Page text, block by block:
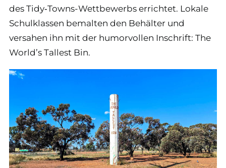
des Tidy‑Towns-Wettbewerbs errichtet. Lokale
Schulklassen bemalten den Behälter und
versahen ihn mit der humorvollen Inschrift: The
World’s Tallest Bin.